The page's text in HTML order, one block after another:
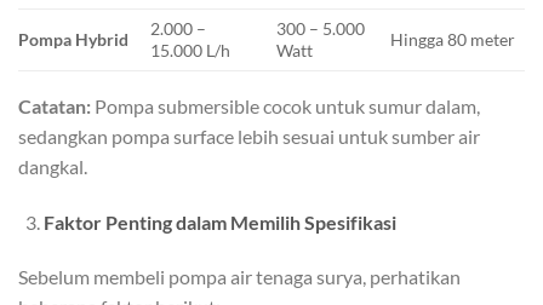
Pompa Hybrid
2.000 –
15.000 L/h
300 – 5.000
Watt
Hingga 80 meter
Catatan: Pompa submersible cocok untuk sumur dalam,
sedangkan pompa surface lebih sesuai untuk sumber air
dangkal.
Faktor Penting dalam Memilih Spesifikasi
Sebelum membeli pompa air tenaga surya, perhatikan